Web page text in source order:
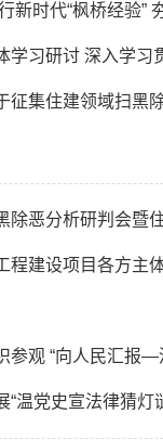
新时代“枫桥经验”
学习研讨 深入学
征集住建领域扫黑
除恶分析研判会暨
程建设项目各方主
参观 “向人民汇报
温党史宣法律猜灯